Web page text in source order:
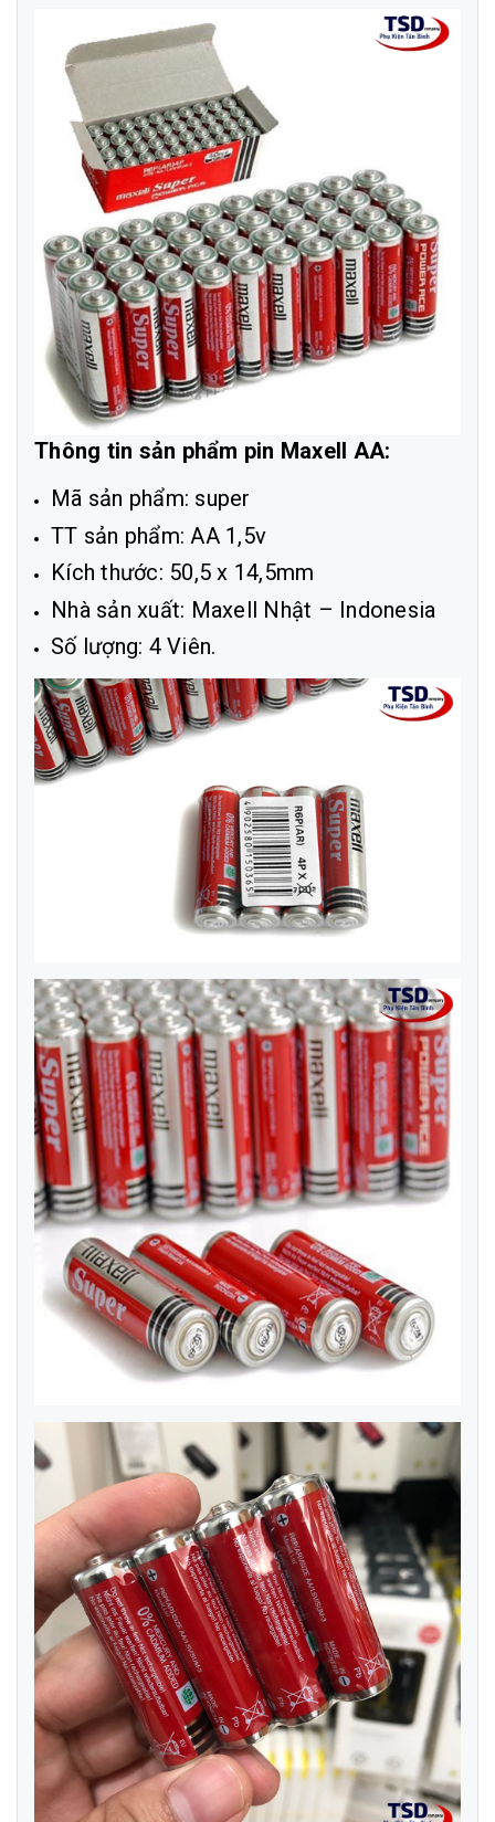
Thông tin sản phẩm pin Maxell AA:
Mã sản phẩm: super
TT sản phẩm: AA 1,5v
Kích thước: 50,5 x 14,5mm
Nhà sản xuất: Maxell Nhật – Indonesia
Số lượng: 4 Viên.